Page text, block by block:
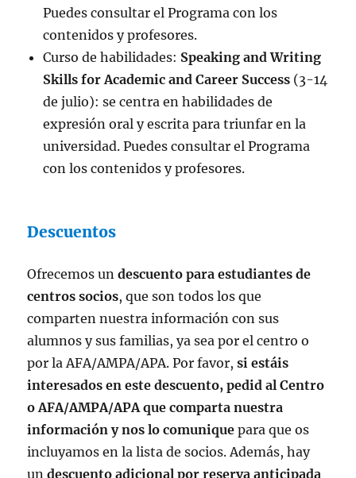
Puedes consultar el Programa con los
contenidos y profesores.
Curso de habilidades: Speaking and Writing
Skills for Academic and Career Success (3-14
de julio): se centra en habilidades de
expresión oral y escrita para triunfar en la
universidad. Puedes consultar el Programa
con los contenidos y profesores.
Descuentos
Ofrecemos undescuento para estudiantes de
centros socios, que son todos los que
comparten nuestra información con sus
alumnos y sus familias, ya sea por el centro o
por la AFA/AMPA/APA. Por favor,si estáis
interesados en este descuento, pedid al Centro
o AFA/AMPA/APA quecomparta nuestra
información y nos lo comunique para que os
incluyamos en la lista de socios. Además, hay
undescuento adicional por reserva anticipada